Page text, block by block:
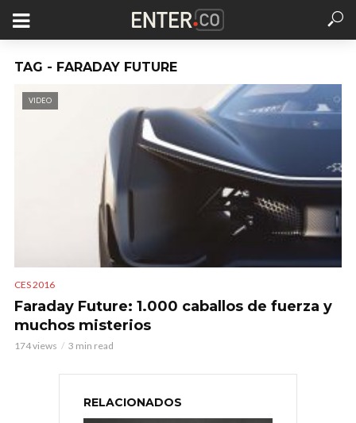
TAG - FARADAY FUTURE
VIDEO
CES 2016
Faraday Future: 1.000 caballos de fuerza y
muchos misterios
174 views 3 min read
RELACIONADOS